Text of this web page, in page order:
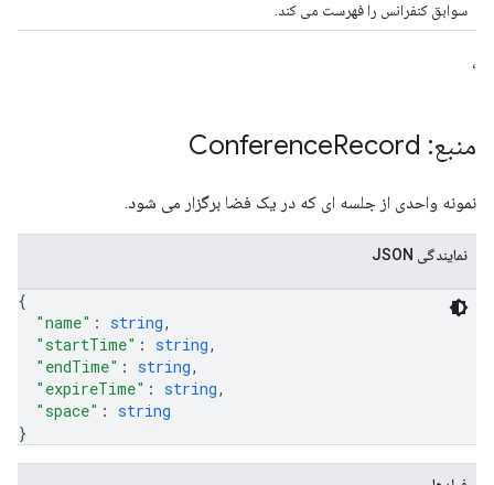
سوابق کنفرانس را فهرست می کند.
،
منبع: Conference Record
نمونه واحدی از جلسه ای که در یک فضا برگزار می شود.
نمایندگی JSON
{
"name" : string,
"startTime" : string,
"endTime" : string,
"expireTime" : string,
"space" : string
}